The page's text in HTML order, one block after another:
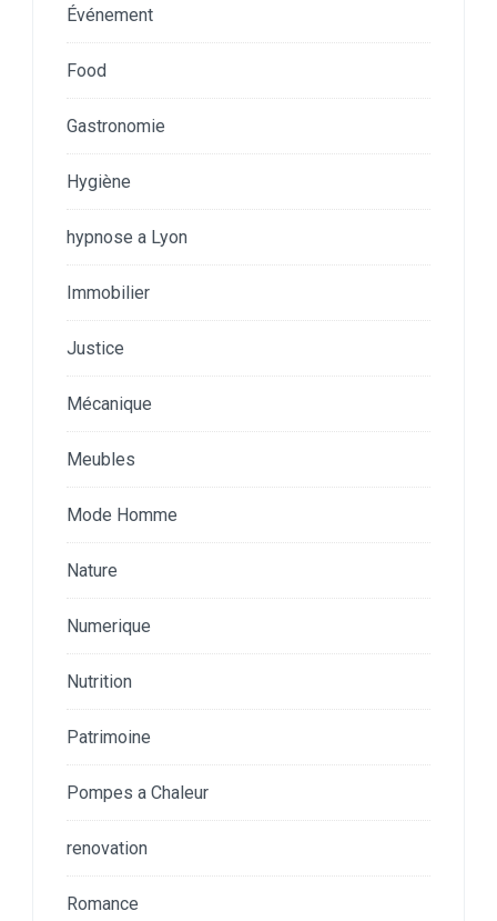
Événement
Food
Gastronomie
Hygiène
hypnose a Lyon
Immobilier
Justice
Mécanique
Meubles
Mode Homme
Nature
Numerique
Nutrition
Patrimoine
Pompes a Chaleur
renovation
Romance